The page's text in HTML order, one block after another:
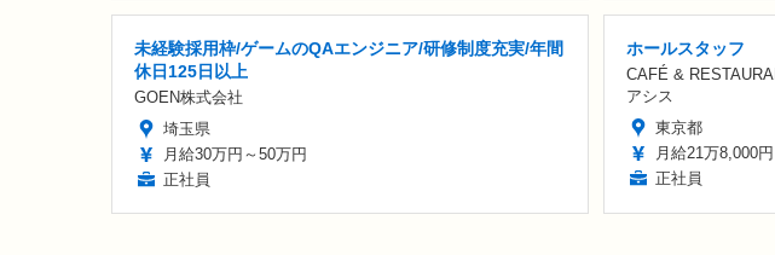
未経験採用枠/ゲームのQAエンジニア/研修制度充実/年間
休日125日以上
GOEN株式会社
埼玉県
月給30万円～50万円
正社員
ホールスタッフ
CAFÉ &
アシス
東京都
月給21万8,000
正社員